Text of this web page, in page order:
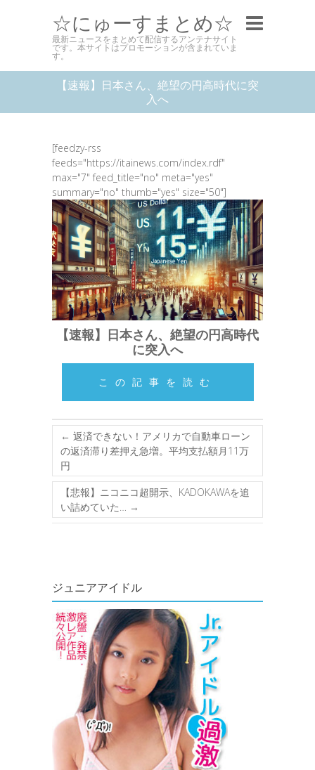
☆にゅーすまとめ☆
最新ニュースをまとめて配信するアンテナサイト
です。本サイトはプロモーションが含まれていま
す。
【速報】日本さん、絶望の円高時代に突
入へ
[feedzy-rss
feeds="https://itainews.com/index.rdf"
max="7" feed_title="no" meta="yes"
summary="no" thumb="yes" size="50"]
【速報】日本さん、絶望の円高時代
に突入へ
この記事を読む
← 返済できない！アメリカで自動車ローン
の返済滞り差押え急増。平均支払額月11万
円
【悲報】ニコニコ超開示、KADOKAWAを追
い詰めていた…
→
ジュニアアイドル